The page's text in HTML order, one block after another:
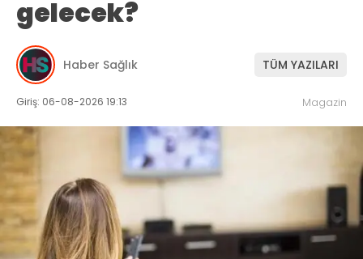
gelecek?
Haber Sağlık TÜM YAZILARI
Giriş: 06-08-2026 19:13 Magazin